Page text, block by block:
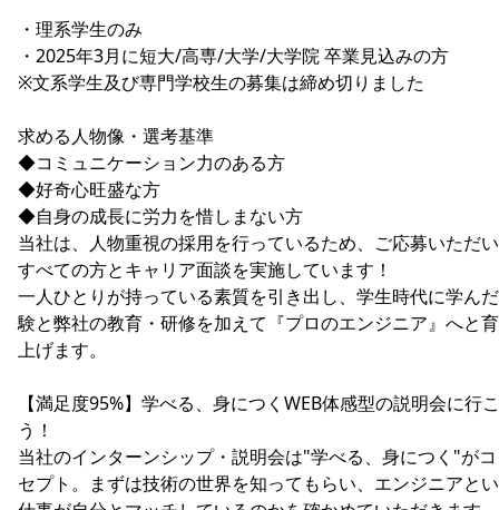
・理系学生のみ
・2025年3月に短大/高専/大学/大学院 卒業見込みの方
※文系学生及び専門学校生の募集は締め切りました
求める人物像・選考基準
◆コミュニケーション力のある方
◆好奇心旺盛な方
◆自身の成長に労力を惜しまない方
当社は、人物重視の採用を行っているため、ご応募いただ
すべての方とキャリア面談を実施しています！
一人ひとりが持っている素質を引き出し、学生時代に学ん
験と弊社の教育・研修を加えて『プロのエンジニア』へと
上げます。
【満足度95%】学べる、身につくWEB体感型の説明会に行こ
う！
当社のインターンシップ・説明会は"学べる、身につく"が
セプト。まずは技術の世界を知ってもらい、エンジニアと